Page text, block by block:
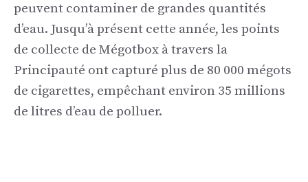
peuvent contaminer de grandes quantités
d’eau. Jusqu’à présent cette année, les points
de collecte de Mégotbox à travers la
Principauté ont capturé plus de 80 000 mégots
de cigarettes, empêchant environ 35 millions
de litres d’eau de polluer.